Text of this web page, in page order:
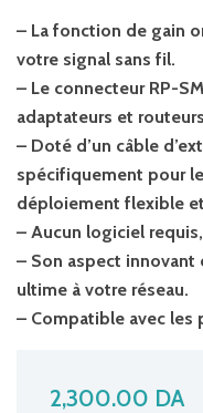
– La fonction de gain
votre signal sans fil.
– Le connecteur RP-
adaptateurs et
– Doté d’un câble
spécifiquement pour
déploiement flexible
– Aucun logiciel
– Son aspect
ultime à votre réseau.
– Compatible avec les
2,300.00 DA